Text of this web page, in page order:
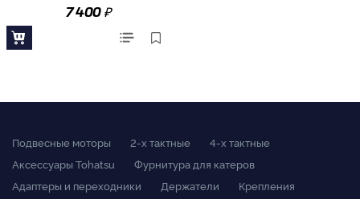
7 400₽
Подвесные моторы 2-x тактные
4-x тактные
Аксессуары Tohatsu
Фурнитура для катеров
Адаптеры и переходники
Держатели
Крепления